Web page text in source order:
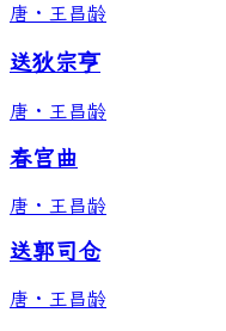
唐 · 王昌龄
送狄宗亨
唐 · 王昌龄
春宫曲
唐 · 王昌龄
送郭司仓
唐 · 王昌龄